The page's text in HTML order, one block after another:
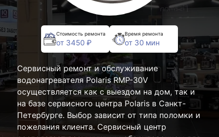
Стоимость ремонта
от 3450 ₽
Время ремонта
от 30 мин
Сервисный ремонт и обслуживание
водонагревателя Polaris RMP-30V
осуществляется как с выездом на дом, так и
на базе сервисного центра Polaris в Санкт-
Петербурге. Выбор зависит от типа поломки и
пожелания клиента. Сервисный центр